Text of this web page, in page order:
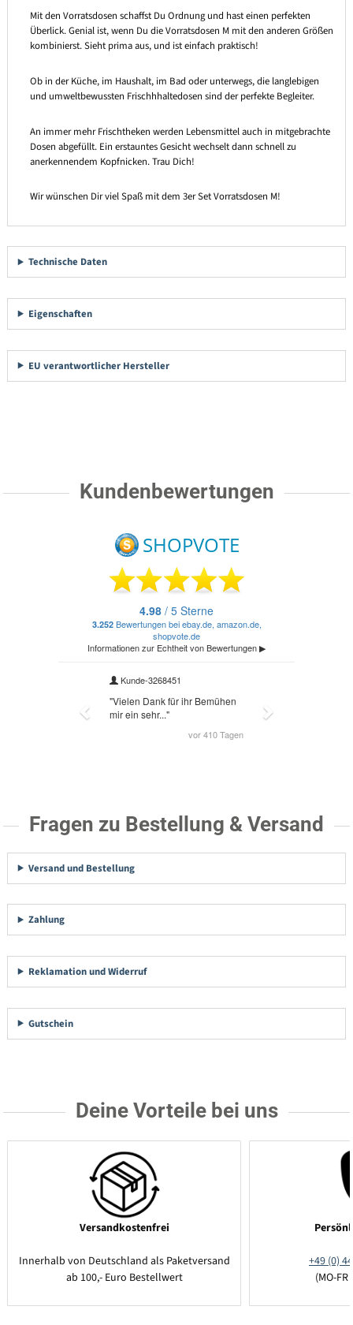
Mit den Vorratsdosen schaffst Du Ordnung und hast einen perfekten
Überlick. Genial ist, wenn Du die Vorratsdosen M mit den anderen Größen
kombinierst. Sieht prima aus, und ist einfach praktisch!
Ob in der Küche, im Haushalt, im Bad oder unterwegs, die langlebigen
und umweltbewussten Frischhhaltedosen sind der perfekte Begleiter.
An immer mehr Frischtheken werden Lebensmittel auch in mitgebrachte
Dosen abgefüllt. Ein erstauntes Gesicht wechselt dann schnell zu
anerkennendem Kopfnicken. Trau Dich!
Wir wünschen Dir viel Spaß mit dem 3er Set Vorratsdosen M!
Technische Daten
Eigenschaften
EU verantwortlicher Hersteller
Kundenbewertungen
Fragen zu Bestellung & Versand
Versand und Bestellung
Zahlung
Reklamation und Widerruf
Gutschein
Deine Vorteile bei uns
Versandkostenfrei
Innerhalb von Deutschland als Paketversand
ab 100,- Euro Bestellwert
+49 (0)
(MO-